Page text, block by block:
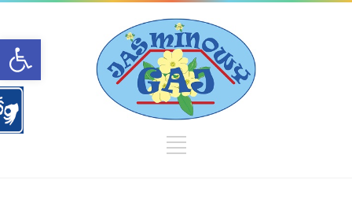
Open toolbar